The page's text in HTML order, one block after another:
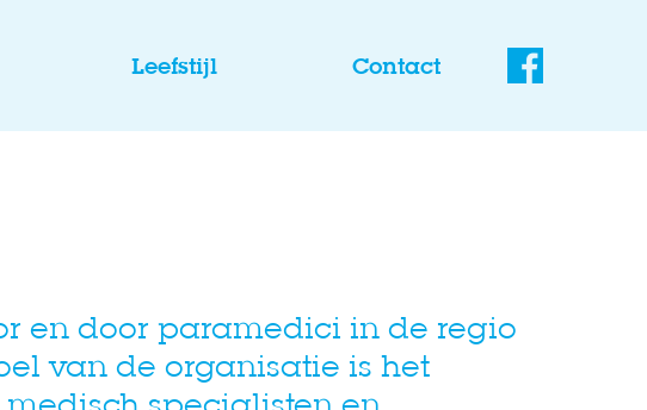
Leefstijl Contact
en door paramedici in de regio
van de organisatie is het